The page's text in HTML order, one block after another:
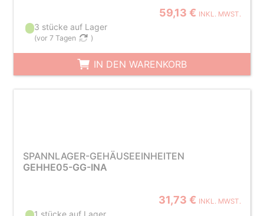
59,13 € INKL. MWST.
3 stücke auf Lager
(vor 7 Tagen )
IN DEN WARENKORB
SPANNLAGER-GEHÄUSEEINHEITEN
GEHHE05-GG-INA
31,73 € INKL. MWST.
1 stücke auf Lager